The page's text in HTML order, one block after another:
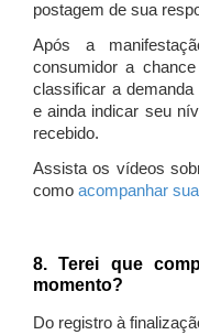
postagem de sua
Após a
consumidor a
classificar a
e ainda indicar seu
recebido.
Assista os vídeos
como acompanhar
8. Terei que
momento?
Do registro à